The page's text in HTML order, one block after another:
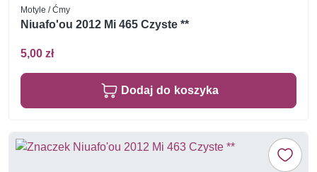
Motyle / Ćmy
Niuafo'ou 2012 Mi 465 Czyste **
5,00 zł
Dodaj do koszyka